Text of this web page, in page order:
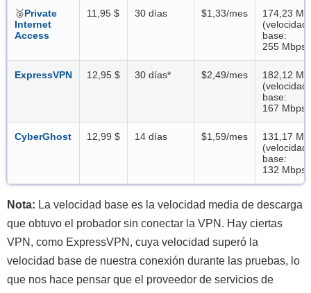
🥈Private
Internet
Access
11,95 $ 30 días $1,33/mes
174,23
(velocidad
base:
255 Mbps)
ExpressVPN 12,95 $ 30 días* $2,49/mes
182,12
(velocidad
base:
167 Mbps)
CyberGhost 12,99 $ 14 días $1,59/mes
131,17
(velocidad
base:
132 Mbps)
Nota: La velocidad base es la velocidad media de descarga
que obtuvo el probador sin conectar la VPN. Hay ciertas
VPN, como ExpressVPN, cuya velocidad superó la
velocidad base de nuestra conexión durante las pruebas, lo
que nos hace pensar que el proveedor de servicios de